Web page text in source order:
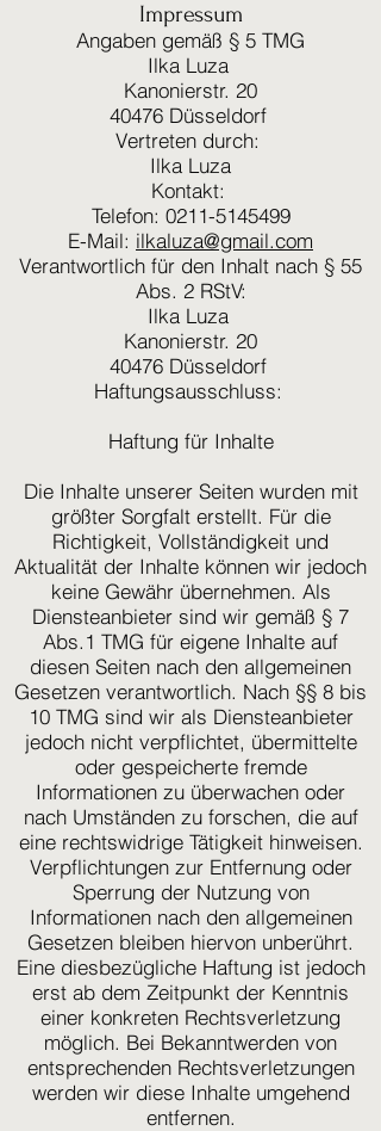
Impressum
Angaben gemäß § 5 TMG
Ilka Luza
Kanonierstr. 20
40476 Düsseldorf
Vertreten durch:
Ilka Luza
Kontakt:
Telefon: 0211-5145499
E-Mail: ilkaluza@gmail.com
Verantwortlich für den Inhalt nach § 55
Abs. 2 RStV:
Ilka Luza
Kanonierstr. 20
40476 Düsseldorf
Haftungsausschluss:
Haftung für Inhalte
Die Inhalte unserer Seiten wurden mit
größter Sorgfalt erstellt. Für die
Richtigkeit, Vollständigkeit und
Aktualität der Inhalte können wir jedoch
keine Gewähr übernehmen. Als
Diensteanbieter sind wir gemäß § 7
Abs.1 TMG für eigene Inhalte auf
diesen Seiten nach den allgemeinen
Gesetzen verantwortlich. Nach §§ 8 bis
10 TMG sind wir als Diensteanbieter
jedoch nicht verpflichtet, übermittelte
oder gespeicherte fremde
Informationen zu überwachen oder
nach Umständen zu forschen, die auf
eine rechtswidrige Tätigkeit hinweisen.
Verpflichtungen zur Entfernung oder
Sperrung der Nutzung von
Informationen nach den allgemeinen
Gesetzen bleiben hiervon unberührt.
Eine diesbezügliche Haftung ist jedoch
erst ab dem Zeitpunkt der Kenntnis
einer konkreten Rechtsverletzung
möglich. Bei Bekanntwerden von
entsprechenden Rechtsverletzungen
werden wir diese Inhalte umgehend
entfernen.